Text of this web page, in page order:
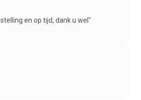
en op tijd, dank u wel"